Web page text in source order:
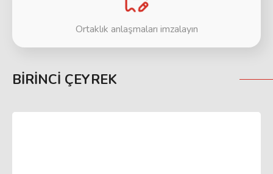
Ortaklık anlaşmaları imzalayın
BIRINCI ÇEYREK